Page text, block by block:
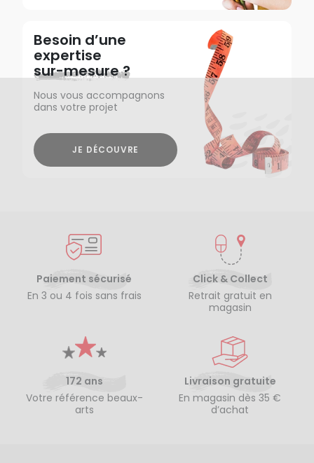
Besoin d’une
expertise
sur-mesure ?
Nous vous accompagnons
dans votre projet
JE DÉCOUVRE
Paiement sécurisé
En 3 ou 4 fois sans frais
Click & Collect
Retrait gratuit en
magasin
172 ans
Votre référence beaux-
arts
Livraison gratuite
En magasin dès 35 €
d’achat